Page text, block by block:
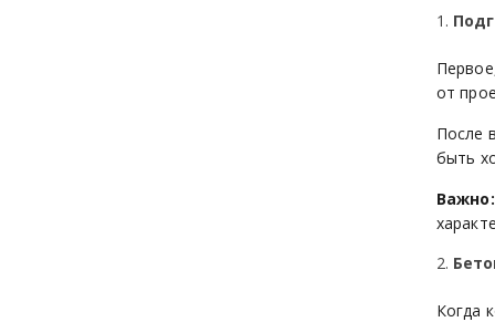
от
После
быть
Важно:
Когда